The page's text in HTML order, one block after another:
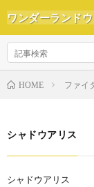
ワンダーランド
HOME ファイ
シャドウアリス
シャドウアリス